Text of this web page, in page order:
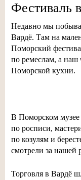
Фестиваль
Недавно мы
Вардё. Там на
Поморский
по ремеслам, а
Поморской кухни.
В Поморском музее
по росписи,
по козулям и
смотрели за нашей
Торговля в Вардё